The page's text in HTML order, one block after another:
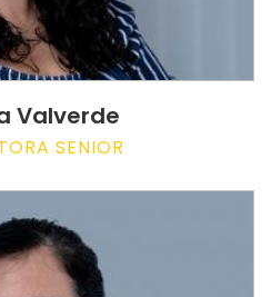
Valverde
SENIOR